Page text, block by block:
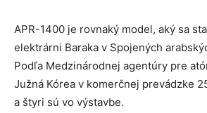
APR-1400 je rovnaký model, aký sa
elektrárni Baraka v Spojených
Podľa Medzinárodnej agentúry pre
Južná Kórea v komerčnej prevádzke
a štyri sú vo výstavbe.